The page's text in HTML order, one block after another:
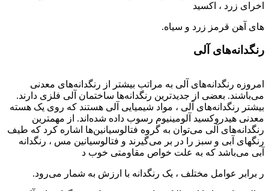
اخرای زرد ، اکسید
های آهن قرمز زرد و سیاه.
رنگدانه‌های آلی
امروزه رنگدانه‌های آلی به مراتب بیشتر از رنگدانه‌های معدنی
می‌باشند. بعضی از جدیدترین رنگدانه‌ها ساختمان آلی فلزی دارند.
بیشتر رنگدانه‌های آلی ، مواد شیمیایی آلی هستند که روی یک هسته
معدنی هیدروکسید آلومینیوم رسوب داده شده‌اند. از مهمترین
رنگدانه‌های آلی می‌توان به گروه فتالوسیانین‌ها اشاره کرد که طیف
رنگهای آبی و سبز را در بر می‌گیرند و فتالوسیانین مس ، رنگدانه
آبی می‌باشد که به علت خواص مقاومتی خوب د
ر برابر عوامل مختلف ، یک رنگدانه با ارزش به شمار می‌رود.